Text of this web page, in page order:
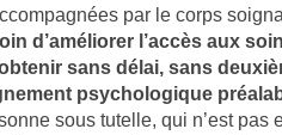
par le corps
d’améliorer l’accès aux
sans délai, sans
psychologique
sous tutelle, qui n’est pas